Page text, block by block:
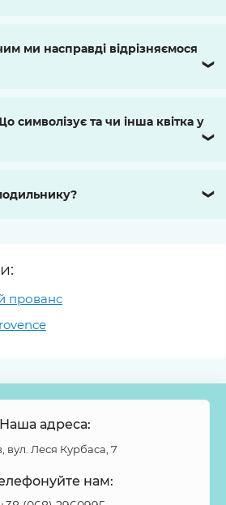
ми насправді відрізняємося
❯
символізує та чи інша квітка у
❯
❯
прованс
Наша адреса:
вул. Леся Курбаса, 7
нам: